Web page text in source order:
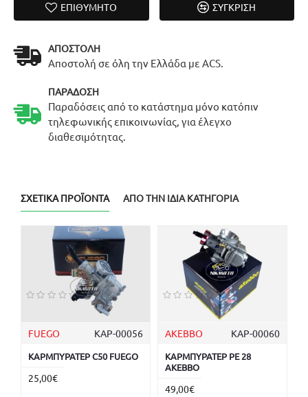
ΕΠΙΘΥΜΗΤΌ ΣΎΓΚΡΙΣΗ
ΑΠΟΣΤΟΛΉ
Αποστολή σε όλη την Ελλάδα με ACS.
ΠΑΡΆΔΟΣΗ
Παραδόσεις από το κατάστημα μόνο κατόπιν
τηλεφωνικής επικοινωνίας, για έλεγχο
διαθεσιμότητας.
ΣΧΕΤΙΚΆ ΠΡΟΪΌΝΤΑ ΑΠΌ ΤΗΝ ΊΔΙΑ ΚΑΤΗΓΟΡΊΑ
FUEGO ΚΑΡ-00056
ΚΑΡΜΠΥΡΑΤΕΡ C50 FUEGO
25,00€
AKEBBO ΚΑΡ-00060
ΚΑΡΜΠΥΡΑΤΕΡ PE 28
AKEBBO
49,00€